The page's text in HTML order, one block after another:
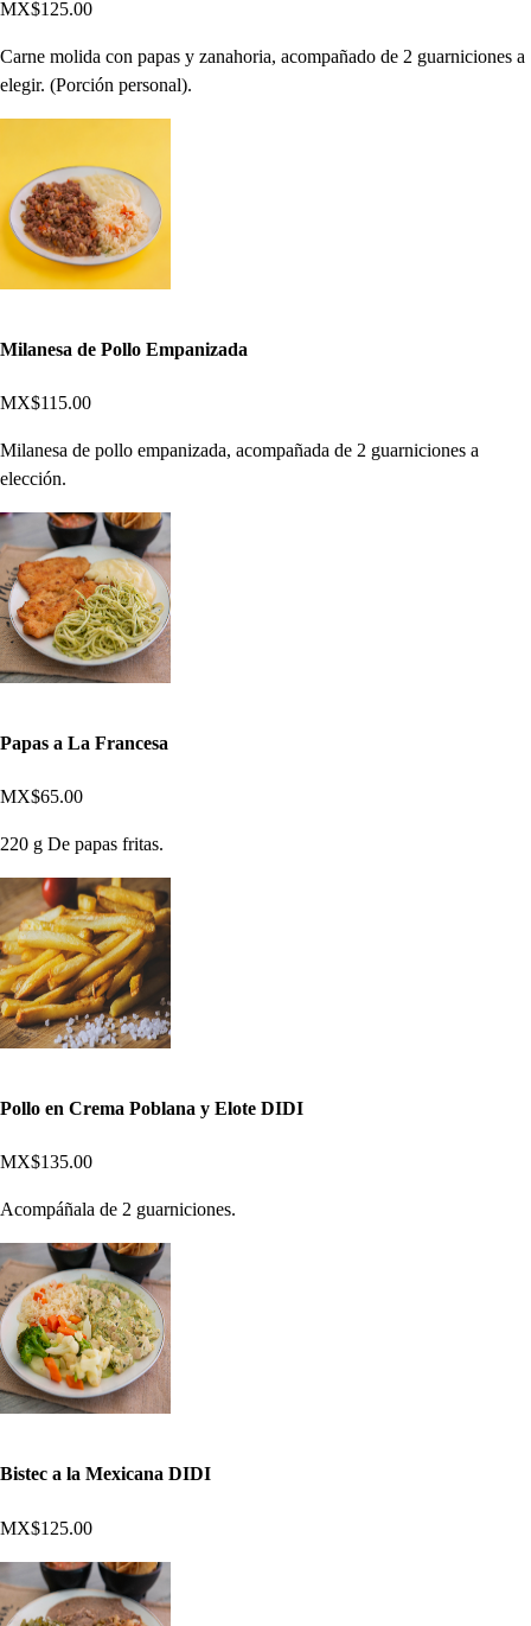
MX$125.00
Carne molida con papas y zanahoria, acompañado de 2 guarniciones a
elegir. (Porción personal).
Milanesa de Pollo Empanizada
MX$115.00
Milanesa de pollo empanizada, acompañada de 2 guarniciones a
elección.
Papas a La Francesa
MX$65.00
220 g De papas fritas.
Pollo en Crema Poblana y Elote DIDI
MX$135.00
Acompáñala de 2 guarniciones.
Bistec a la Mexicana DIDI
MX$125.00